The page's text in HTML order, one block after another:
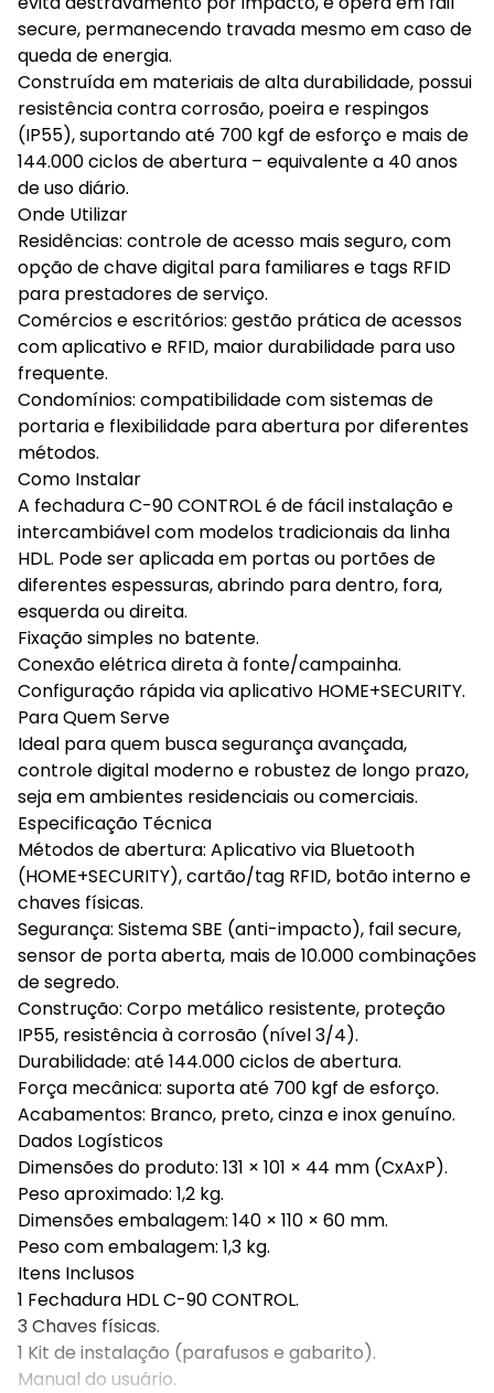
secure, permanecendo travada mesmo em caso de
queda de energia.
Construída em materiais de alta durabilidade, possui
resistência contra corrosão, poeira e respingos
(IP55), suportando até 700 kgf de esforço e mais de
144.000 ciclos de abertura – equivalente a 40 anos
de uso diário.
Onde Utilizar
Residências: controle de acesso mais seguro, com
opção de chave digital para familiares e tags RFID
para prestadores de serviço.
Comércios e escritórios: gestão prática de acessos
com aplicativo e RFID, maior durabilidade para uso
frequente.
Condomínios: compatibilidade com sistemas de
portaria e flexibilidade para abertura por diferentes
métodos.
Como Instalar
A fechadura C-90 CONTROL é de fácil instalação e
intercambiável com modelos tradicionais da linha
HDL. Pode ser aplicada em portas ou portões de
diferentes espessuras, abrindo para dentro, fora,
esquerda ou direita.
Fixação simples no batente.
Conexão elétrica direta à fonte/campainha.
Configuração rápida via aplicativo HOME+SECURITY.
Para Quem Serve
Ideal para quem busca segurança avançada,
controle digital moderno e robustez de longo prazo,
seja em ambientes residenciais ou comerciais.
Especificação Técnica
Métodos de abertura: Aplicativo via Bluetooth
(HOME+SECURITY), cartão/tag RFID, botão interno e
chaves físicas.
Segurança: Sistema SBE (anti-impacto), fail secure,
sensor de porta aberta, mais de 10.000 combinações
de segredo.
Construção: Corpo metálico resistente, proteção
IP55, resistência à corrosão (nível 3/4).
Durabilidade: até 144.000 ciclos de abertura.
Força mecânica: suporta até 700 kgf de esforço.
Acabamentos: Branco, preto, cinza e inox genuíno.
Dados Logísticos
Dimensões do produto: 131 × 101 × 44 mm (CxAxP).
Peso aproximado: 1,2 kg.
Dimensões embalagem: 140 × 110 × 60 mm.
Peso com embalagem: 1,3 kg.
Itens Inclusos
1 Fechadura HDL C-90 CONTROL.
3 Chaves físicas.
1 Kit de instalação (parafusos e gabarito).
Manual do usuário.